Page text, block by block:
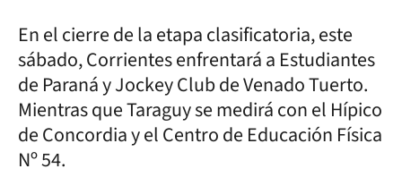
En el cierre de la etapa clasificatoria, este
sábado, Corrientes enfrentará a Estudiantes
de Paraná y Jockey Club de Venado Tuerto.
Mientras que Taraguy se medirá con el Hípico
de Concordia y el Centro de Educación Física
Nº 54.